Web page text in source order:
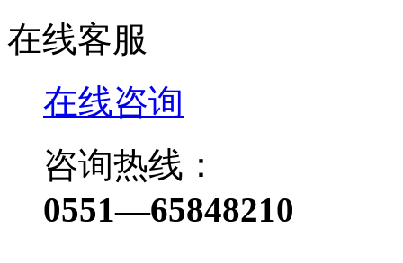
在线客服
在线咨询
咨询热线：
0551—65848210